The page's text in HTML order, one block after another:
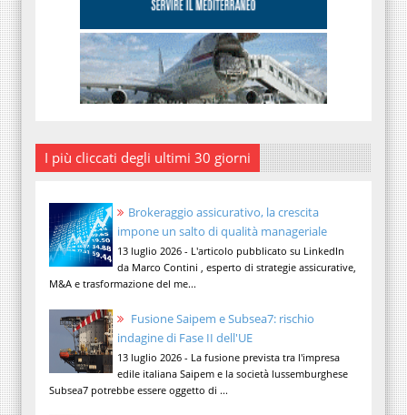
I più cliccati degli ultimi 30 giorni
Brokeraggio assicurativo, la crescita
impone un salto di qualità manageriale
13 luglio 2026 - L'articolo pubblicato su LinkedIn
da Marco Contini , esperto di strategie assicurative,
M&A e trasformazione del me...
Fusione Saipem e Subsea7: rischio
indagine di Fase II dell'UE
13 luglio 2026 - La fusione prevista tra l'impresa
edile italiana Saipem e la società lussemburghese
Subsea7 potrebbe essere oggetto di ...